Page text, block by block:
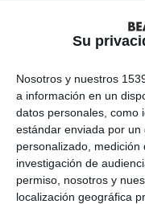
Su
Nosotros y nuestros
a información en un
datos personales, como
estándar enviada por
personalizado, medición
investigación de
permiso, nosotros y
localización geográfica
BEATALEGON.TV